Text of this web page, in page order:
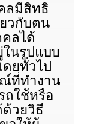
ลมีสิทธิ
วกับตน
ลได้
นรูปแบบ
ยทั่วไป
ณ์ที่ทำงาน
ถใช้หรือ
วยวิธี